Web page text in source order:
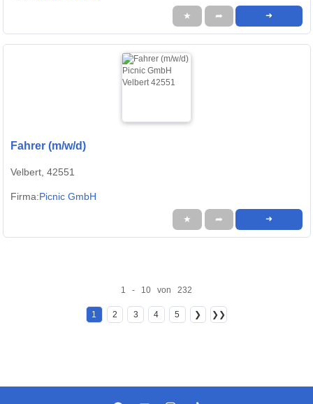
★ ➦ ➜
Fahrer (m/w/d)
Velbert, 42551
Firma:Picnic GmbH
★ ➦ ➜
1 - 10 von 232
1 2 3 4 5 ❯ ❯❯